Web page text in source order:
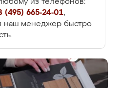
из телефонов:
(495) 665-24-01,
наш менеджер быстро